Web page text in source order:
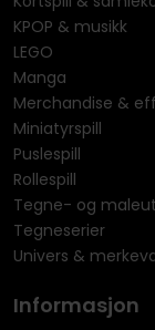
KPOP & musikk
LEGO
Manga
Merchandise &
Miniatyrspill
Puslespill
Rollespill
Tegne- og
Tegneserier
Univers &
Informasjon